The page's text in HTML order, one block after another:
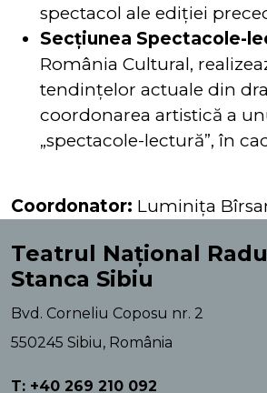
spectacol ale ediției
Secțiunea Spectacole-
România Cultural,
tendințelor actuale din
coordonarea artistică a
„spectacole-lectură”, în
Coordonator: Luminița
Teatrul Național Radu
Stanca Sibiu
Bvd. Corneliu Coposu nr. 2
550245 Sibiu, România
T: +40 269 210 092